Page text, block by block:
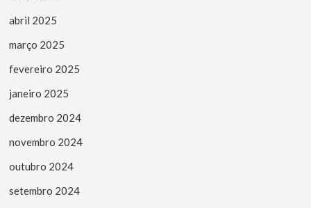
abril 2025
março 2025
fevereiro 2025
janeiro 2025
dezembro 2024
novembro 2024
outubro 2024
setembro 2024